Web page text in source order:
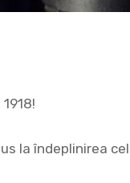
la îndeplinirea